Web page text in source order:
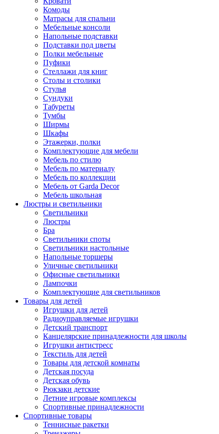
Комоды
Матрасы для спальни
Мебельные консоли
Напольные подставки
Подставки под цветы
Полки мебельные
Пуфики
Стеллажи для книг
Столы и столики
Стулья
Сундуки
Табуреты
Тумбы
Ширмы
Шкафы
Этажерки, полки
Комплектующие для мебели
Мебель по стилю
Мебель по материалу
Мебель по коллекции
Мебель от Garda Decor
Мебель школьная
Люстры и светильники
Светильники
Люстры
Бра
Светильники споты
Светильники настольные
Напольные торшеры
Уличные светильники
Офисные светильники
Лампочки
Комплектующие для светильников
Товары для детей
Игрушки для детей
Радиоуправляемые игрушки
Детский транспорт
Канцелярские принадлежности для школы
Игрушки антистресс
Текстиль для детей
Товары для детской комнаты
Детская посуда
Детская обувь
Рюкзаки детские
Летние игровые комплексы
Спортивные принадлежности
Спортивные товары
Теннисные ракетки